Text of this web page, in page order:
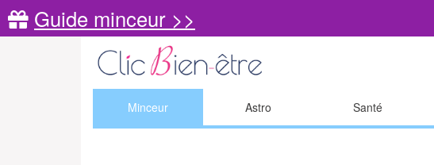
Guide minceur >>
Minceur Astro Santé